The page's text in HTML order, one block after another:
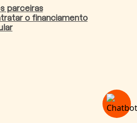
parceiras
o financiamento